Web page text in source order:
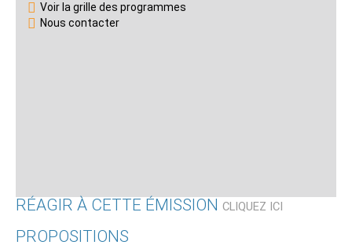
Voir la grille des programmes
Nous contacter
RÉAGIR À CETTE ÉMISSION CLIQUEZ ICI
PROPOSITIONS